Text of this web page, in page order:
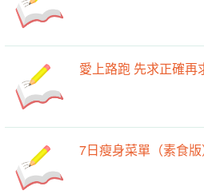
愛上路跑 先求正確
7日瘦身菜單（素食版